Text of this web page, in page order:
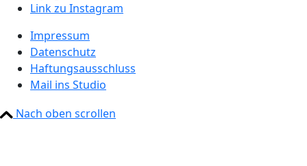
Link zu Instagram
Impressum
Datenschutz
Haftungsausschluss
Mail ins Studio
Nach oben scrollen